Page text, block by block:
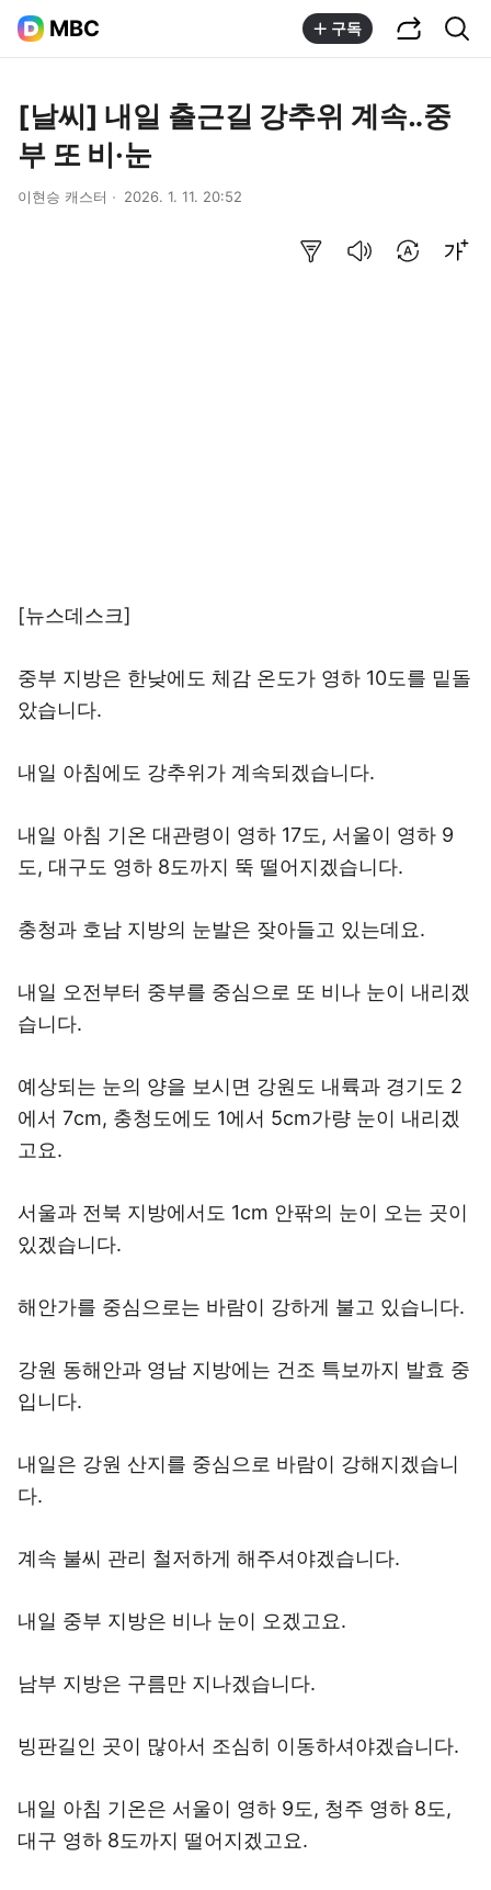
MBC 구독
[날씨] 내일 출근길 강추위 계속‥중
부 또 비·눈
이현승 캐스터 2026. 1. 11. 20:52
[뉴스데스크]
중부 지방은 한낮에도 체감 온도가 영하 10도를 밑돌
았습니다.
내일 아침에도 강추위가 계속되겠습니다.
내일 아침 기온 대관령이 영하 17도, 서울이 영하 9
도, 대구도 영하 8도까지 뚝 떨어지겠습니다.
충청과 호남 지방의 눈발은 잦아들고 있는데요.
내일 오전부터 중부를 중심으로 또 비나 눈이 내리겠
습니다.
예상되는 눈의 양을 보시면 강원도 내륙과 경기도 2
에서 7cm, 충청도에도 1에서 5cm가량 눈이 내리겠
고요.
서울과 전북 지방에서도 1cm 안팎의 눈이 오는 곳이
있겠습니다.
해안가를 중심으로는 바람이 강하게 불고 있습니다.
강원 동해안과 영남 지방에는 건조 특보까지 발효 중
입니다.
내일은 강원 산지를 중심으로 바람이 강해지겠습니
다.
계속 불씨 관리 철저하게 해주셔야겠습니다.
내일 중부 지방은 비나 눈이 오겠고요.
남부 지방은 구름만 지나겠습니다.
빙판길인 곳이 많아서 조심히 이동하셔야겠습니다.
내일 아침 기온은 서울이 영하 9도, 청주 영하 8도,
대구 영하 8도까지 떨어지겠고요.